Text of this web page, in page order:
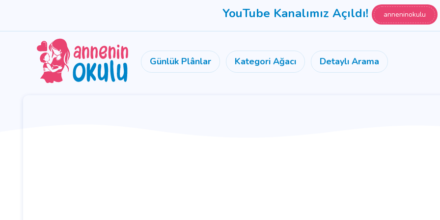
YouTube Kanalımız Açıldı! anneninokulu
Günlük Plânlar Kategori Ağacı Detaylı Arama